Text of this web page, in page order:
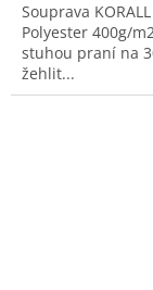
Souprava
Polyester 400g/
stuhou praní na
žehlit...